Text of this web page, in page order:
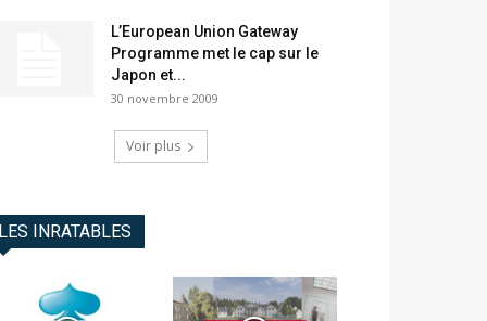
L’European Union Gateway
Programme met le cap sur le
Japon et...
30 novembre 2009
Voir plus
LES INRATABLES